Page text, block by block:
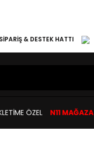
SİPARİŞ & DESTEK HATTI
ÖZEL N11 MAĞAZA